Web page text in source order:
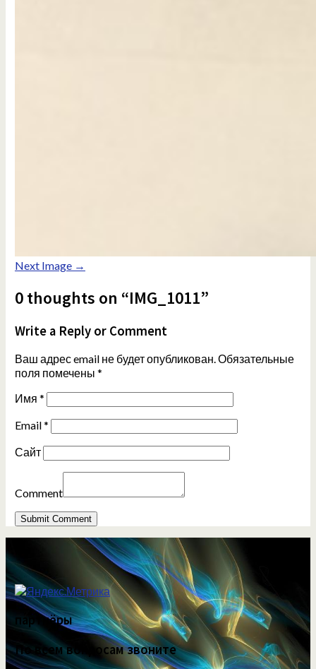
Next Image →
0 thoughts on “IMG_1011”
Write a Reply or Comment
Ваш адрес email не будет опубликован.Обязательные
поля помечены *
Имя *
Email*
Сайт
Comment
партнёры
По всем вопросам звоните